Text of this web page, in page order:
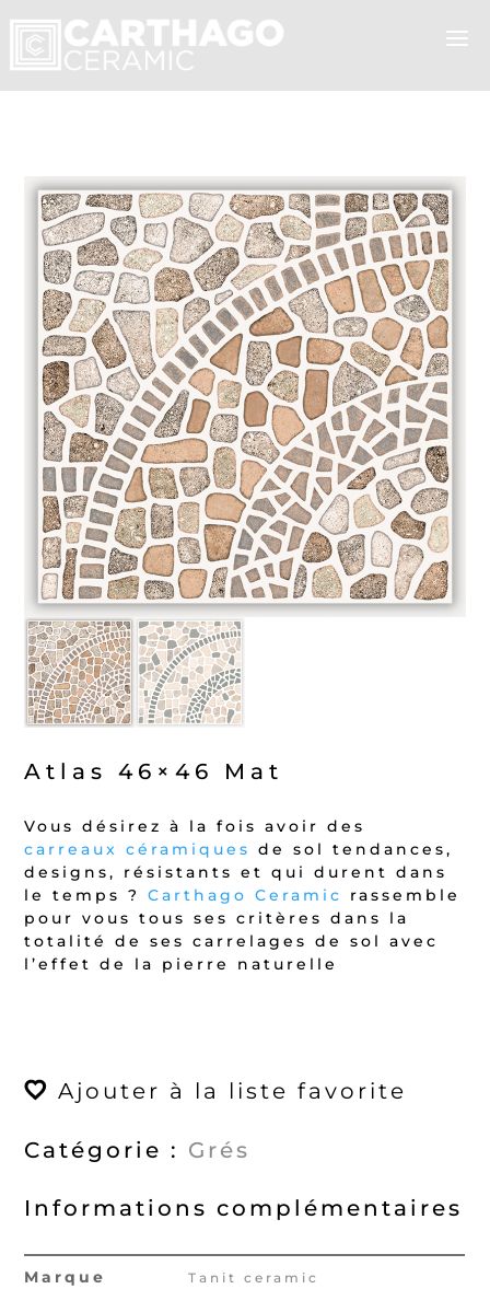
Atlas 46×46 Mat
Vous désirez à la fois avoir des
carreaux céramiques de sol tendances,
designs, résistants et qui durent dans
le temps ?Carthago Ceramic
rassemble
pour vous tous ses critères dans la
totalité de ses carrelages de sol avec
l’effet de la pierre naturelle
Atlas
46x46
Ajouter à la liste favorite
Catégorie : Grés
Informations complémentaires
Marque Tanit ceramic